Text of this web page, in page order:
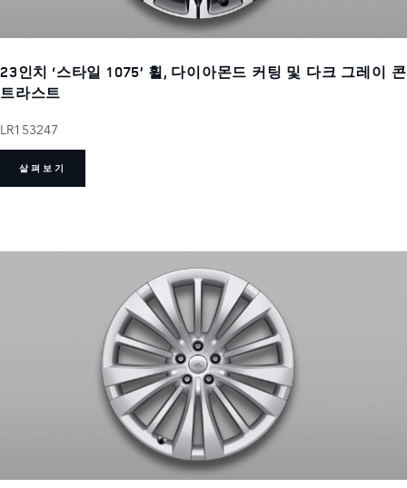
23인치 ‘스타일 1075’ 휠, 다이아몬드 커팅 및 다크 그레이 콘
트라스트
LR153247
살펴보기